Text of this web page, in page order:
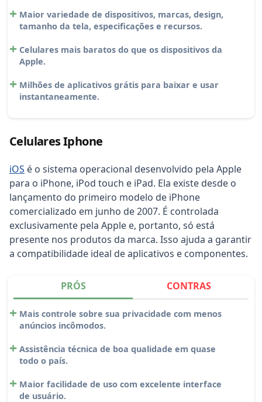
Maior variedade de dispositivos, marcas, design,
tamanho da tela, especificações e recursos.
Celulares mais baratos do que os dispositivos da
Apple.
Milhões de aplicativos grátis para baixar e usar
instantaneamente.
Celulares Iphone
iOS é o sistema operacional desenvolvido pela Apple
para o iPhone, iPod touch e iPad. Ela existe desde o
lançamento do primeiro modelo de iPhone
comercializado em junho de 2007. É controlada
exclusivamente pela Apple e, portanto, só está
presente nos produtos da marca. Isso ajuda a garantir
a compatibilidade ideal de aplicativos e componentes.
PRÓS
Mais controle sobre sua privacidade com menos
anúncios incômodos.
Assistência técnica de boa qualidade em quase
todo o país.
Maior facilidade de uso com excelente interface
de usuário.
CONTRAS